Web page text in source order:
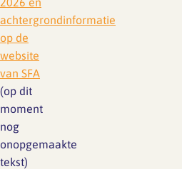
achtergrondinformatie
op de
website
van SFA
(op dit
moment
nog
onopgemaakte
tekst)